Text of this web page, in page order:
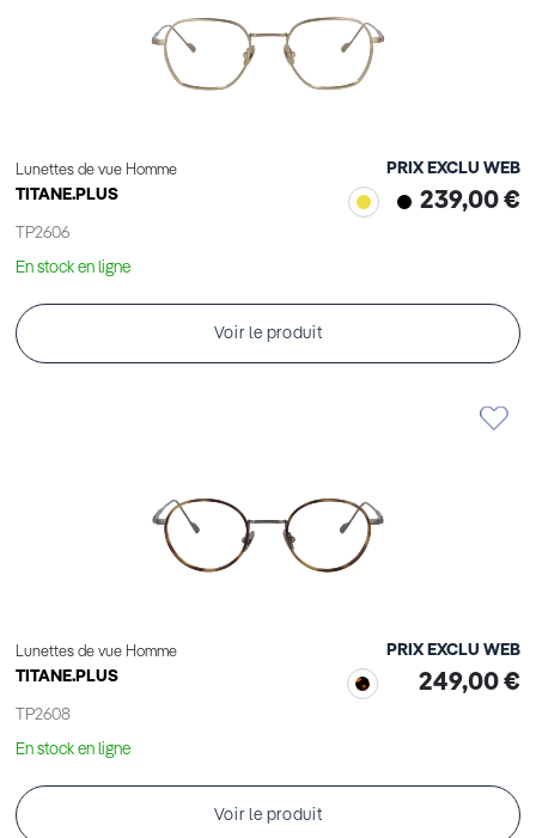
Lunettes de vue Homme
TITANE.PLUS
TP2606
PRIX EXCLU WEB
239,00 €
En stock en ligne
Voir le produit
Lunettes de vue Homme
TITANE.PLUS
TP2608
PRIX EXCLU WEB
249,00 €
En stock en ligne
Voir le produit